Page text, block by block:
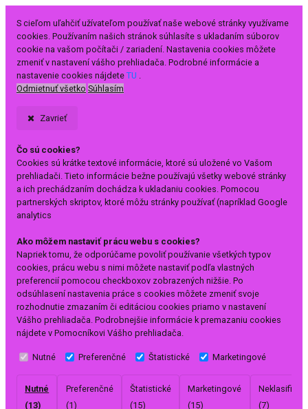
S cieľom uľahčiť užívateľom používať naše webové stránky využívame
cookies. Používaním našich stránok súhlasíte s ukladaním súborov
cookie na vašom počítači / zariadení. Nastavenia cookies môžete
zmeniť v nastavení vášho prehliadača. Podrobné informácie a
nastavenie cookies nájdete TU .
Odmietnuť všetko Súhlasím
Zavrieť
Čo sú cookies?
Cookies sú krátke textové informácie, ktoré sú uložené vo Vašom
prehliadači. Tieto informácie bežne používajú všetky webové stránky
a ich prechádzaním dochádza k ukladaniu cookies. Pomocou
partnerských skriptov, ktoré môžu stránky používať (napríklad Google
analytics
Ako môžem nastaviť prácu webu s cookies?
Napriek tomu, že odporúčame povoliť používanie všetkých typov
cookies, prácu webu s nimi môžete nastaviť podľa vlastných
preferencií pomocou checkboxov zobrazených nižšie. Po
odsúhlasení nastavenia práce s cookies môžete zmeniť svoje
rozhodnutie zmazaním či editáciou cookies priamo v nastavení
Vášho prehliadača. Podrobnejšie informácie k premazaniu cookies
nájdete v Pomocníkovi Vášho prehliadača.
Nutné Preferenčné Štatistické Marketingové
Nutné
(13)
Preferenčné
(1)
Štatistické
(15)
Marketingové
(15)
(7)